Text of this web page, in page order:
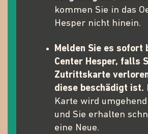
kommen Sie in das
Hesper nicht hinein.
Melden Sie es sofort
Center Hesper, falls
Zutrittskarte
diese beschädigt ist.
Karte wird
und Sie erhalten
eine Neue.